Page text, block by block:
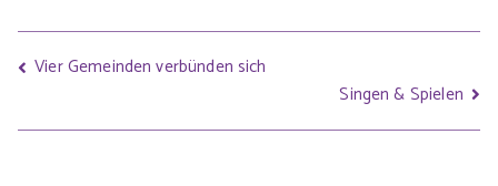
Vier Gemeinden verbünden sich
Singen & Spielen